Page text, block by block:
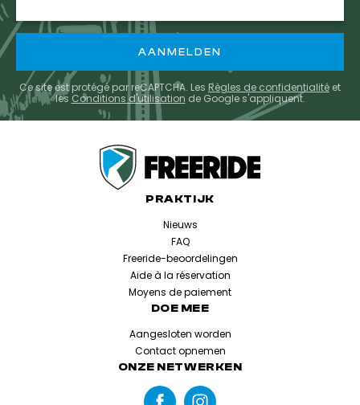
Ce site est protégé par reCAPTCHA. Les Règles de confidentialité et
les Conditions d'utilisation de Google s'appliquent.
PRAKTIJK
Nieuws
FAQ
Freeride-beoordelingen
Aide à la réservation
Moyens de paiement
DOE MEE
Aangesloten worden
Contact opnemen
ONZE NETWERKEN